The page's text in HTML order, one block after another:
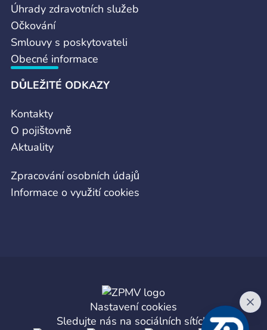
Úhrady zdravotních služeb
Očkování
Smlouvy s poskytovateli
Obecné informace
DŮLEŽITÉ ODKAZY
Kontakty
O pojištovně
Aktuality
Zpracování osobních údajů
Informace o využití cookies
Nastavení cookies
Sledujte nás na sociálních sítích: